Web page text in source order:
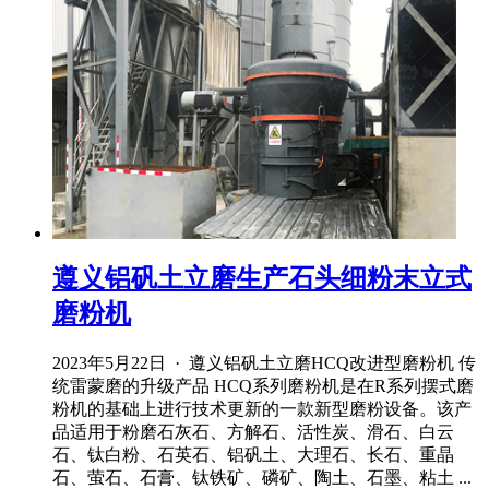
遵义铝矾土立磨生产石头细粉末立式
磨粉机
2023年5月22日 · 遵义铝矾土立磨HCQ改进型磨粉机 传
统雷蒙磨的升级产品 HCQ系列磨粉机是在R系列摆式磨
粉机的基础上进行技术更新的一款新型磨粉设备。该产
品适用于粉磨石灰石、方解石、活性炭、滑石、白云
石、钛白粉、石英石、铝矾土、大理石、长石、重晶
石、萤石、石膏、钛铁矿、磷矿、陶土、石墨、粘土 ...